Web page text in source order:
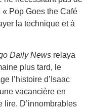
« Pop Goes the Café
la technique et à
Daily News relaya
plus tard, le
l’histoire d’Isaac
vacancière en
lire. D’innombrables